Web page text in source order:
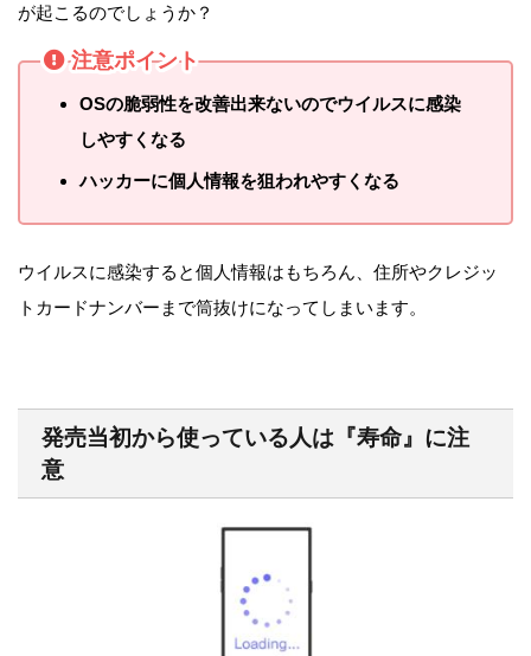
が起こるのでしょうか？
注意ポイント
OSの脆弱性を改善出来ないのでウイルスに感染
しやすくなる
ハッカーに個人情報を狙われやすくなる
ウイルスに感染すると個人情報はもちろん、住所やクレジッ
トカードナンバーまで筒抜けになってしまいます。
発売当初から使っている人は『寿命』に注
意